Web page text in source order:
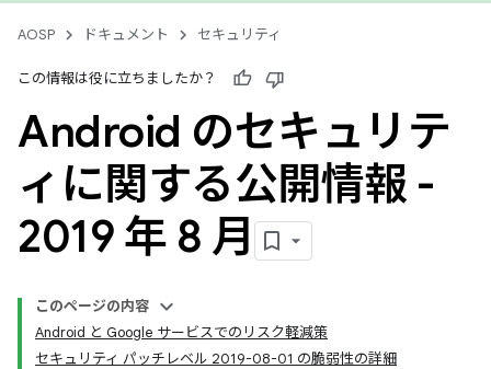
AOSP ドキュメント セキュリティ
この情報は役に立ちましたか？
Android のセキュリテ
ィに関する公開情報 -
2019 年 8 月
このページの内容
Android と Google サービスでのリスク軽減策
セキュリティ パッチレベル 2019-08-01 の脆弱性の詳細